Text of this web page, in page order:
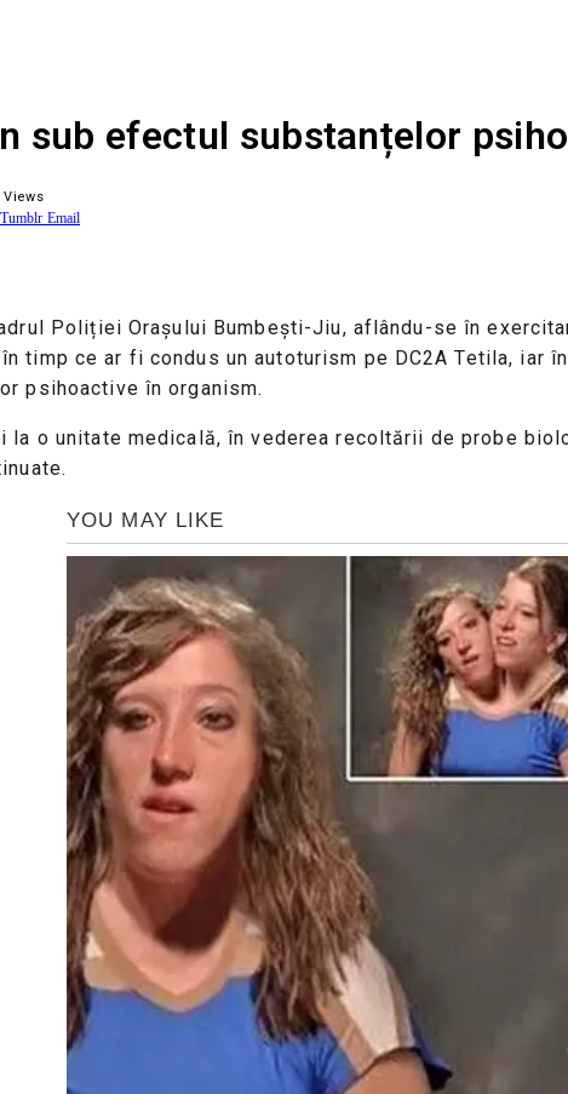
sub efectul substanțelor
Views
Tumblr Email
Poliției Orașului Bumbești-Jiu, aflându-se în
timp ce ar fi condus un autoturism pe DC2A Tetila,
psihoactive în organism.
o unitate medicală, în vederea recoltării de probe